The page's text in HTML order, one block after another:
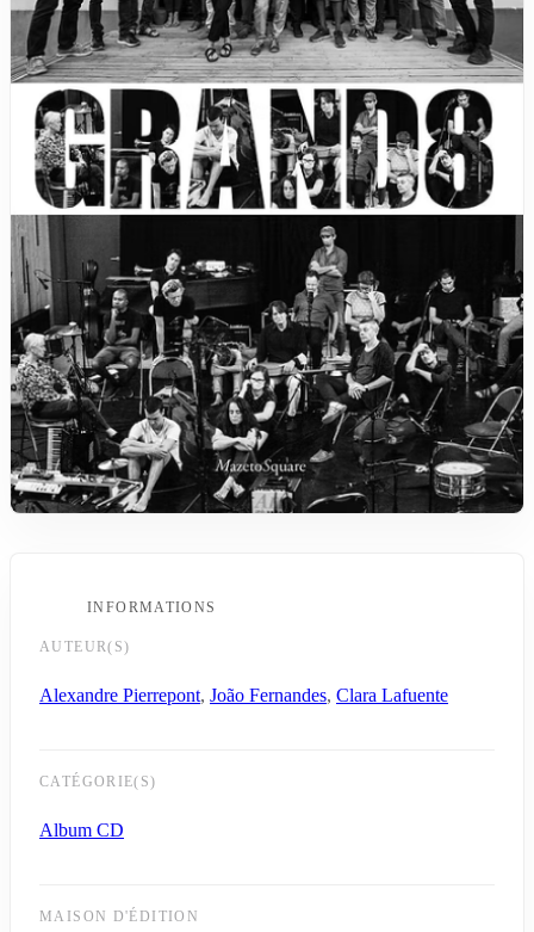
INFORMATIONS
AUTEUR(S)
Alexandre Pierrepont, João Fernandes, Clara Lafuente
CATÉGORIE(S)
Album CD
MAISON D'ÉDITION